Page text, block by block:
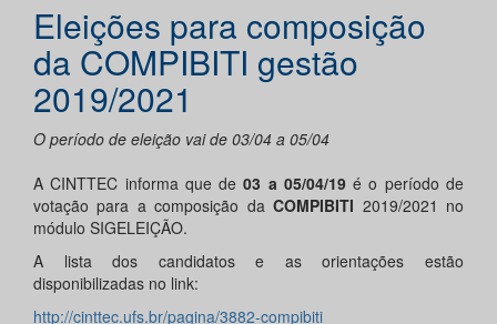
Eleições para composição
da COMPIBITI gestão
2019/2021
O período de eleição vai de 03/04 a 05/04
A CINTTEC informa que de03 a 05/04/19é o período de
votação para a composição daCOMPIBITI 2019/2021 no
módulo SIGELEIÇÃO.
A lista dos candidatos e as orientações estão
disponibilizadas no link:
http://cinttec.ufs.br/pagina/3882-compibiti